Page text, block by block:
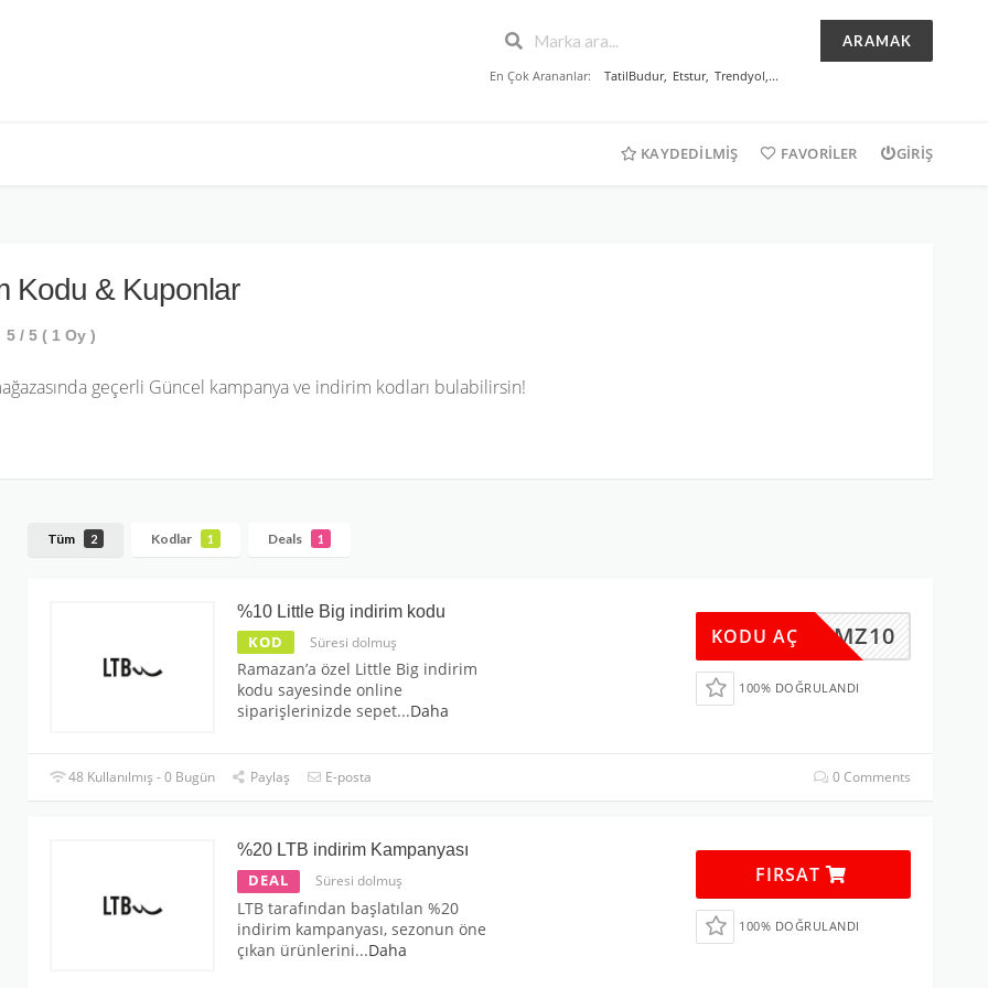
ARAMAK
En Çok Arananlar: TatilBudur, Etstur, Trendyol,...
KAYDEDILMIŞ FAVORILER GIRIŞ
Kodu & Kuponlar
5 / 5 ( 1 Oy )
geçerli Güncel kampanya ve indirim kodları bulabilirsin!
Tüm 2 Kodlar 1 Deals 1
%10 Little Big indirim kodu
KOD Süresi dolmuş
Ramazan’a özel Little Big indirim
kodu sayesinde online
siparişlerinizde sepet...Daha
LTBRMZ10
KODU AÇ
100% DOĞRULANDI
48 Kullanılmış - 0 Bugün Paylaş E-posta 0 Comments
%20 LTB indirim Kampanyası
DEAL Süresi dolmuş
LTB tarafından başlatılan %20
indirim kampanyası, sezonun öne
çıkan ürünlerini...Daha
FIRSAT
100% DOĞRULANDI